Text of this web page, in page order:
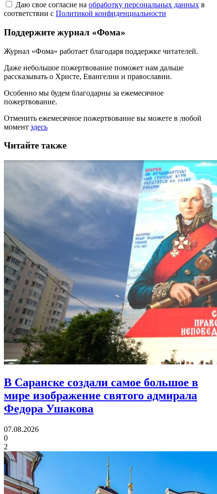
Даю свое согласие на обработку персональных данных в
соответствии с Политикой конфиденциальности
Поддержите журнал «Фома»
Журнал «Фома» работает благодаря поддержке читателей.
Даже небольшое пожертвование поможет нам дальше
рассказывать о Христе, Евангелии и православии.
Особенно мы будем благодарны за ежемесячное
пожертвование.
Отменить ежемесячное пожертвование вы можете в любой
момент здесь
Читайте также
В Саранске создали самое большое в
мире изображение святого адмирала
Федора Ушакова
07.08.2026
0
2